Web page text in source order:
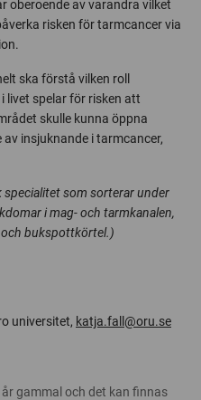
oberoende av varandra vilket
risken för tarmcancer via
ska förstå vilken roll
livet spelar för risken att
skulle kunna öppna
insjuknande i tarmcancer,
som sorterar under
i mag- och tarmkanalen,
och bukspottkörtel.)
universitet, katja.fall@oru.se
gammal och det kan finnas